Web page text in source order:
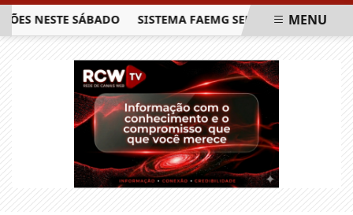
SÁBADO SISTEMA FAEMG SENAR LANÇA OMENU